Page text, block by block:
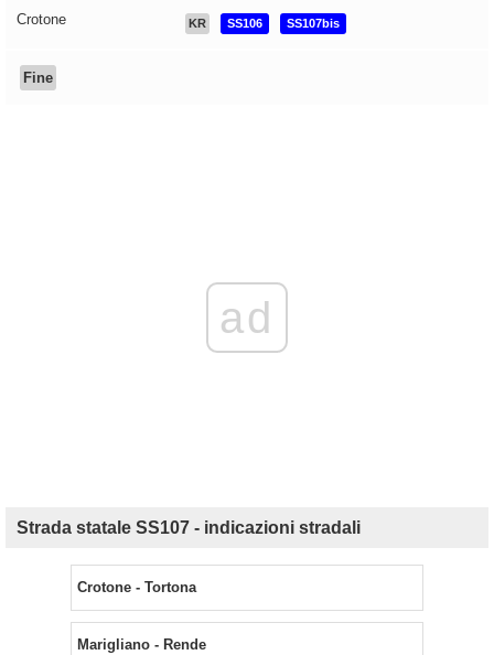
Crotone KR SS106 SS107bis
Fine
ad
Strada statale SS107 - indicazioni stradali
Crotone - Tortona
Marigliano - Rende